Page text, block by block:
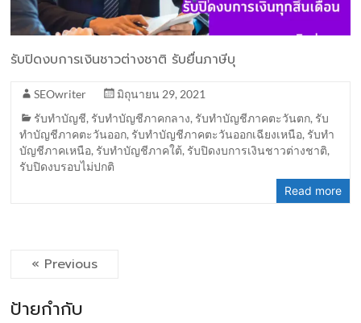
รับปิดงบการเงินชาวต่างชาติ รับยื่นภาษีบุ
SEOwriter
มิถุนายน 29, 2021
รับทำบัญชี, รับทำบัญชีภาคกลาง, รับทำบัญชีภาคตะวันตก, รับ
ทำบัญชีภาคตะวันออก, รับทำบัญชีภาคตะวันออกเฉียงเหนือ, รับทำ
บัญชีภาคเหนือ, รับทำบัญชีภาคใต้, รับปิดงบการเงินชาวต่างชาติ,
รับปิดงบรอบไม่ปกติ
Read more
« Previous
ป้ายกำกับ